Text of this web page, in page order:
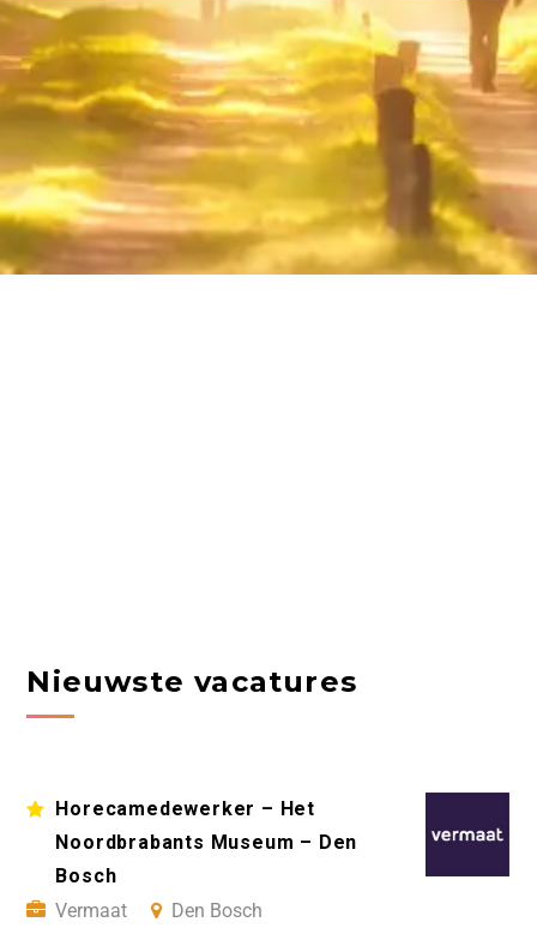
Nieuwste vacatures
Horecamedewerker – Het
Noordbrabants Museum – Den
Bosch
Vermaat
Den Bosch